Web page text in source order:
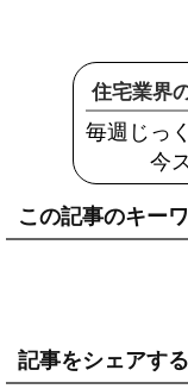
住宅業界
毎週じっ
今
この記事のキー
記事をシェアする